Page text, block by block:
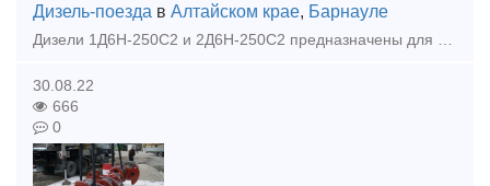
Дизель-поезда в Алтайском крае, Барнауле
30.08.22
666
0